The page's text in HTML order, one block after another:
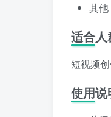
其
适合人
短视频
使用说